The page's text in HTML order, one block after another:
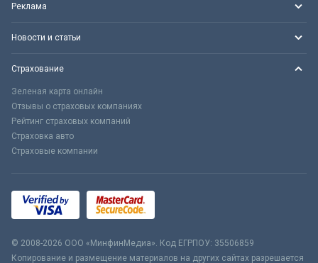
Реклама
Новости и статьи
Страхование
Зеленая карта онлайн
Отзывы о страховых компаниях
Рейтинг страховых компаний
Страховка авто
Страховые компании
© 2008-2026 ООО «МинфинМедиа». Код ЕГРПОУ: 35506859
Копирование и размещение материалов на других сайтах разрешается